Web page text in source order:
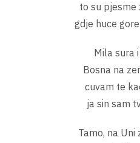
to su pjesme
gdje huce
Mila sura
Bosna na
cuvam te
ja sin sam
Tamo, na Uni